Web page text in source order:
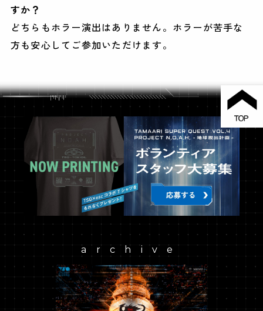
すか？
どちらもホラー演出はありません。ホラーが苦手な
方も安心してご参加いただけます。
archive